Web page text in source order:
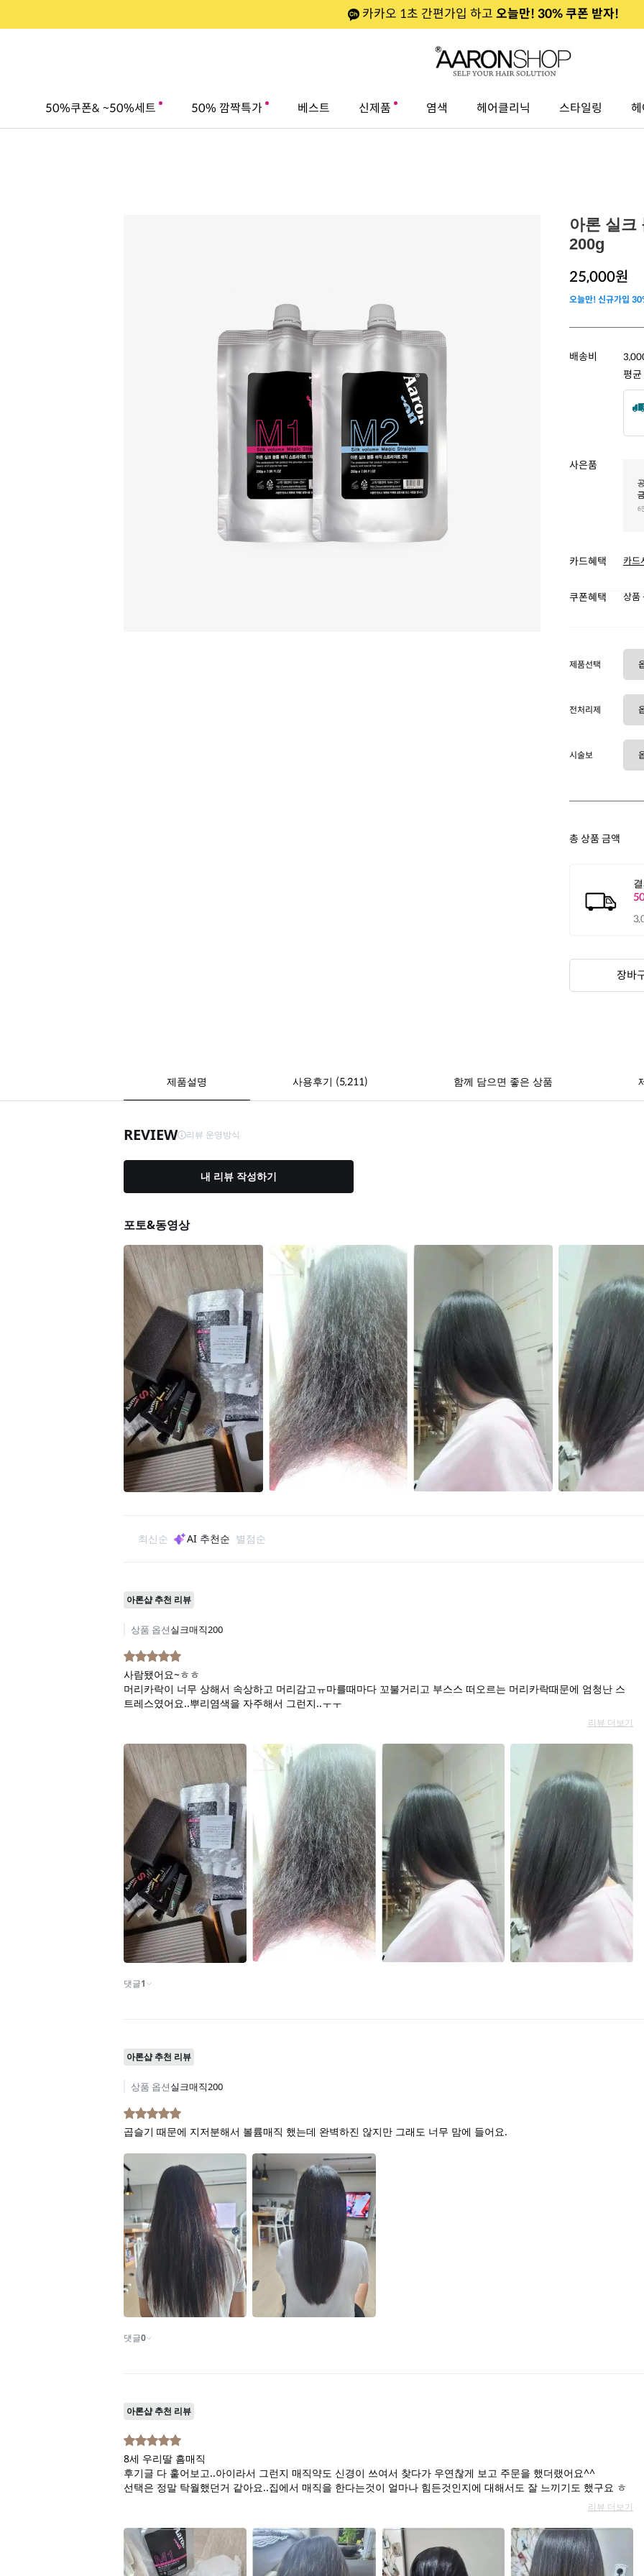
카카오 1초 간편가입 하고 오늘만! 30% 쿠폰 받자!
50%쿠폰& ~50%세트 50% 깜짝특가 베스트 신제품 염색 헤어클리닉 스타일링
아론 실크
200g
25,000원
오늘만! 신규가입
배송비
평균
사은품
카드혜택 카드
쿠폰혜택 상품
제품선택
전처리제
시술보
총 상품 금액
장바
제품설명 사용후기 (5,211) 함께 담으면 좋은 상품